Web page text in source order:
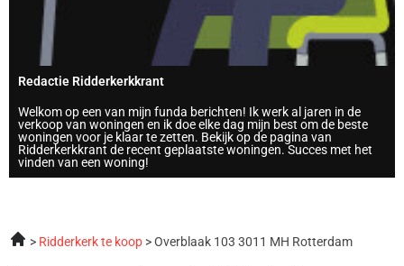
Redactie Ridderkerkkrant
Welkom op een van mijn funda berichten! Ik werk al jaren in de
verkoop van woningen en ik doe elke dag mijn best om de beste
woningen voor je klaar te zetten. Bekijk op de pagina van
Ridderkerkkrant de recent geplaatste woningen. Succes met het
vinden van een woning!
Ridderkerk te koop Overblaak 103 3011 MH Rotterdam